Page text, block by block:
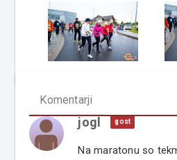
Komentarji
jogl gost
Na maratonu so